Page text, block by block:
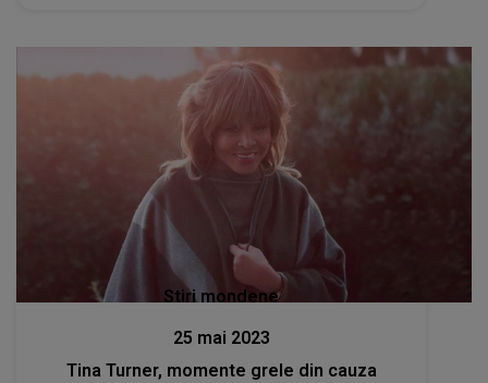
Stiri mondene
25 mai 2023
Tina Turner, momente grele din cauza